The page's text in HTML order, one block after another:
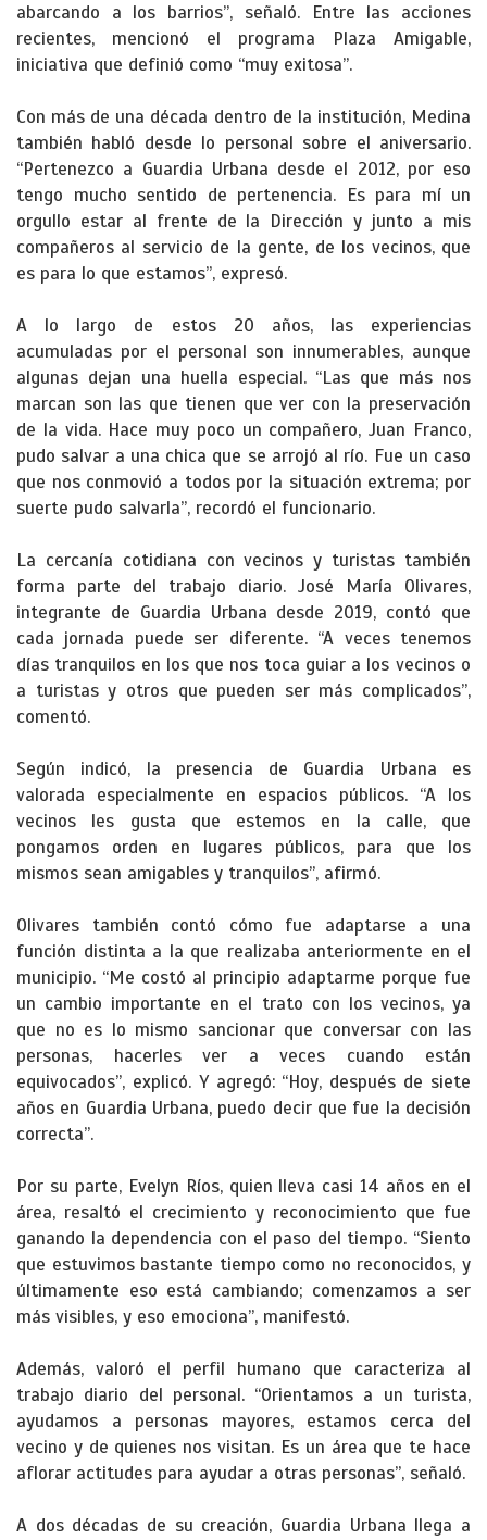
abarcando a los barrios”, señaló. Entre las acciones
recientes, mencionó el programa Plaza Amigable,
iniciativa que definió como “muy exitosa”.
Con más de una década dentro de la institución, Medina
también habló desde lo personal sobre el aniversario.
“Pertenezco a Guardia Urbana desde el 2012, por eso
tengo mucho sentido de pertenencia. Es para mí un
orgullo estar al frente de la Dirección y junto a mis
compañeros al servicio de la gente, de los vecinos, que
es para lo que estamos”, expresó.
A lo largo de estos 20 años, las experiencias
acumuladas por el personal son innumerables, aunque
algunas dejan una huella especial. “Las que más nos
marcan son las que tienen que ver con la preservación
de la vida. Hace muy poco un compañero, Juan Franco,
pudo salvar a una chica que se arrojó al río. Fue un caso
que nos conmovió a todos por la situación extrema; por
suerte pudo salvarla”, recordó el funcionario.
La cercanía cotidiana con vecinos y turistas también
forma parte del trabajo diario. José María Olivares,
integrante de Guardia Urbana desde 2019, contó que
cada jornada puede ser diferente. “A veces tenemos
días tranquilos en los que nos toca guiar a los vecinos o
a turistas y otros que pueden ser más complicados”,
comentó.
Según indicó, la presencia de Guardia Urbana es
valorada especialmente en espacios públicos. “A los
vecinos les gusta que estemos en la calle, que
pongamos orden en lugares públicos, para que los
mismos sean amigables y tranquilos”, afirmó.
Olivares también contó cómo fue adaptarse a una
función distinta a la que realizaba anteriormente en el
municipio. “Me costó al principio adaptarme porque fue
un cambio importante en el trato con los vecinos, ya
que no es lo mismo sancionar que conversar con las
personas, hacerles ver a veces cuando están
equivocados”, explicó. Y agregó: “Hoy, después de siete
años en Guardia Urbana, puedo decir que fue la decisión
correcta”.
Por su parte, Evelyn Ríos, quien lleva casi 14 años en el
área, resaltó el crecimiento y reconocimiento que fue
ganando la dependencia con el paso del tiempo. “Siento
que estuvimos bastante tiempo como no reconocidos, y
últimamente eso está cambiando; comenzamos a ser
más visibles, y eso emociona”, manifestó.
Además, valoró el perfil humano que caracteriza al
trabajo diario del personal. “Orientamos a un turista,
ayudamos a personas mayores, estamos cerca del
vecino y de quienes nos visitan. Es un área que te hace
aflorar actitudes para ayudar a otras personas”, señaló.
A dos décadas de su creación, Guardia Urbana llega a